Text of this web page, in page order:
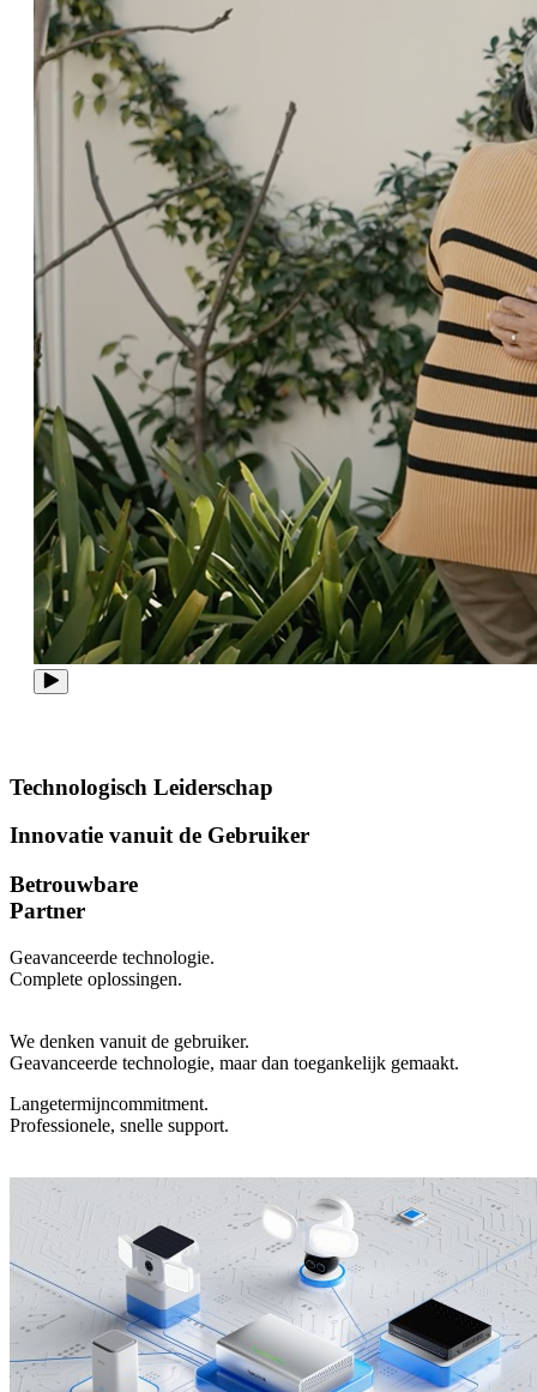
Technologisch Leiderschap
Innovatie vanuit de Gebruiker
Betrouwbare
Partner
Geavanceerde technologie.
Complete oplossingen.
We denken vanuit de gebruiker.
Geavanceerde technologie, maar dan toegankelijk gemaakt.
Langetermijncommitment.
Professionele, snelle support.